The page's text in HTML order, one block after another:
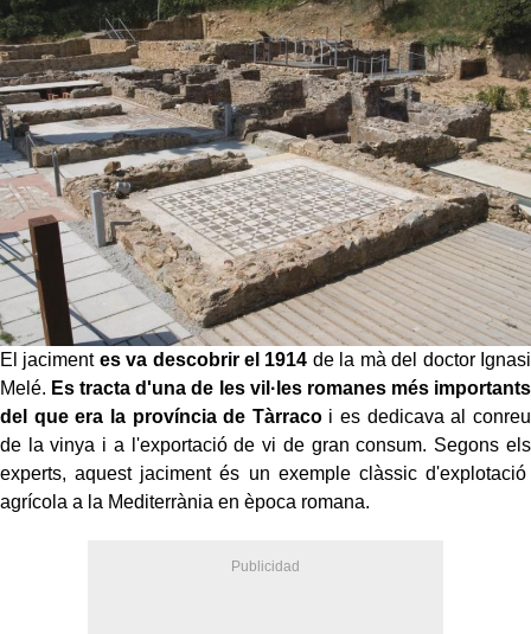
El jaciment es va descobrir el 1914 de la mà del doctor Ignasi
Melé. Es tracta d'una de les vil·les romanes més importants
del que era la província de Tàrraco i es dedicava al conreu
de la vinya i a l'exportació de vi de gran consum. Segons els
experts, aquest jaciment és un exemple clàssic d'explotació
agrícola a la Mediterrània en època romana.